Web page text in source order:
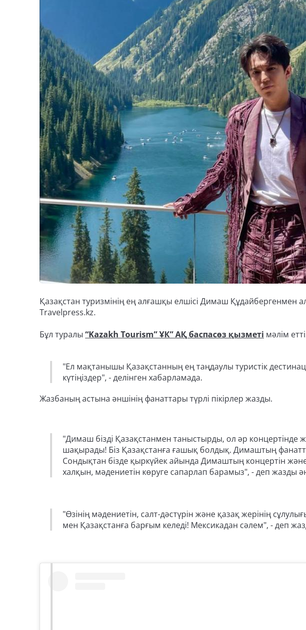
Қазақстан туризмінің ең алғашқы елшісі Димаш Құдайбергенмен
Travelpress.kz.
Бұл туралы “Kazakh Tourism” ҰК” АҚ баспасөз қызметі мәлім
"Ел мақтанышы Қазақстанның ең таңдаулы туристік
күтіңіздер", - делінген хабарламада.
Жазбаның астына әншінің фанаттары түрлі пікірлер жазды.
"Димаш бізді Қазақстанмен таныстырды, ол әр концертінде
шақырады! Біз Қазақстанға ғашық болдық. Димаштың
Сондықтан бізде қыркүйекайында Димаштың концертін
халқын, мәдениетін көруге сапарлап барамыз", - деп жазды
"Өзінің мәдениетін, салт-дәстүрін және қазақ жерінің
мен Қазақстанға барғым келеді! Мексикадан сәлем", - деп